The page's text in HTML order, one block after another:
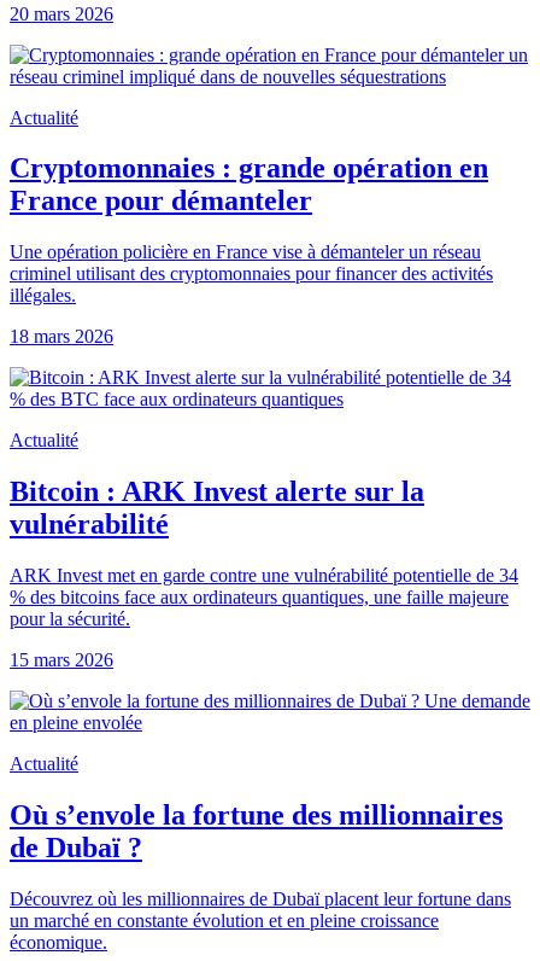
20 mars 2026
Actualité
Cryptomonnaies : grande opération en
France pour démanteler
Une opération policière en France vise à démanteler un réseau
criminel utilisant des cryptomonnaies pour financer des activités
illégales.
18 mars 2026
Actualité
Bitcoin : ARK Invest alerte sur la
vulnérabilité
ARK Invest met en garde contre une vulnérabilité potentielle de 34
% des bitcoins face aux ordinateurs quantiques, une faille majeure
pour la sécurité.
15 mars 2026
Actualité
Où s’envole la fortune des millionnaires
de Dubaï ?
Découvrez où les millionnaires de Dubaï placent leur fortune dans
un marché en constante évolution et en pleine croissance
économique.